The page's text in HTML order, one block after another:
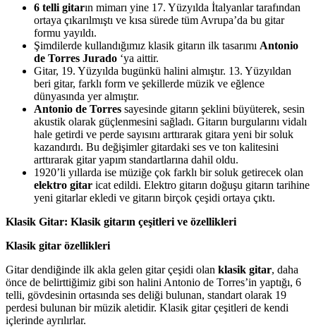
6 telli gitarın mimarı yine 17. Yüzyılda İtalyanlar tarafından
ortaya çıkarılmıştı ve kısa sürede tüm Avrupa’da bu gitar
formu yayıldı.
Şimdilerde kullandığımız klasik gitarın ilk tasarımı Antonio
de Torres Jurado ‘ya aittir.
Gitar, 19. Yüzyılda bugünkü halini almıştır. 13. Yüzyıldan
beri gitar, farklı form ve şekillerde müzik ve eğlence
dünyasında yer almıştır.
Antonio de Torres sayesinde gitarın şeklini büyüterek, sesin
akustik olarak güçlenmesini sağladı. Gitarın burgularını vidalı
hale getirdi ve perde sayısını arttırarak gitara yeni bir soluk
kazandırdı. Bu değişimler gitardaki ses ve ton kalitesini
arttırarak gitar yapım standartlarına dahil oldu.
1920’li yıllarda ise müziğe çok farklı bir soluk getirecek olan
elektro gitar icat edildi. Elektro gitarın doğuşu gitarın tarihine
yeni gitarlar ekledi ve gitarın birçok çeşidi ortaya çıktı.
Klasik Gitar: Klasik gitarın çeşitleri ve özellikleri
Klasik gitar özellikleri
Gitar dendiğinde ilk akla gelen gitar çeşidi olan klasik gitar, daha
önce de belirttiğimiz gibi son halini Antonio de Torres’in yaptığı, 6
telli, gövdesinin ortasında ses deliği bulunan, standart olarak 19
perdesi bulunan bir müzik aletidir. Klasik gitar çeşitleri de kendi
içlerinde ayrılırlar.